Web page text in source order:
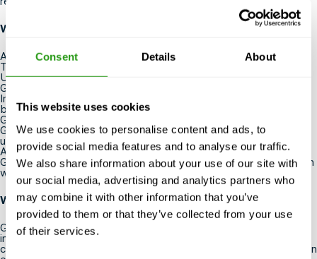
Consent Details About
This website uses cookies
We use cookies to personalise content and ads, to
provide social media features and to analyse our traffic.
We also share information about your use of our site with
our social media, advertising and analytics partners who
may combine it with other information that you’ve
provided to them or that they’ve collected from your use
of their services.
Wat breng je mee?
Affiniteit met ons bedrijf, ervaring is gunstig maar niet verplicht
Technisch onderlegd
Uitstekende communicatieve en commerciële vaardigheden
Gericht op het verbeteren van kwaliteit en processen
Inzicht in materiaalinspectie en industriestandaarden met
betrekking tot deze materialen
Geen 9 tot 5 mentaliteit
Geweldig in het vinden van out of the box oplossingen en
uitvoering
Analytisch ingesteld en ondernemend georiënteerd
Goede beheersing van de Nederlandse en Engelse taal, zowel in
woord als geschrift
Wat kunnen we bieden?
Geen dag is hetzelfde, een uitdagende functie in een
internationale omgeving. We werken in een klein team waar de
communicatie informeel verloopt, we geloven in altijd verbeteren